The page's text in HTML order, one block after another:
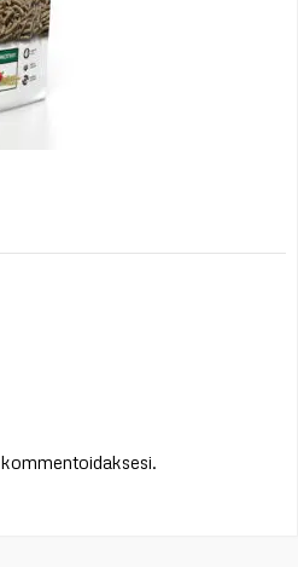
kommentoidaksesi.